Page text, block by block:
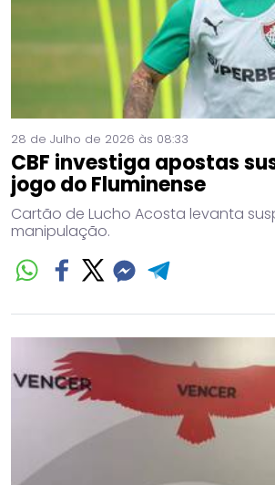
28 de Julho de 2026 às 08:33
CBF investiga apostas
jogo do Fluminense
Cartão de Lucho Acosta levanta
manipulação.